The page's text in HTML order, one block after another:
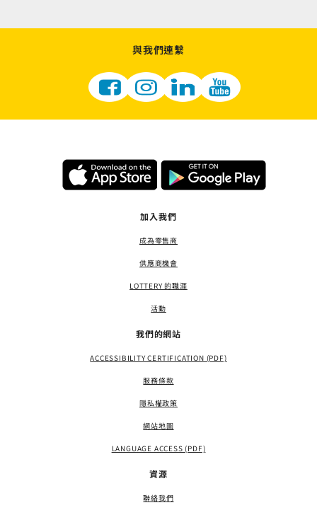
與我們連繫
加入我們
成為零售商
供應商機會
LOTTERY 的職涯
活動
我們的網站
ACCESSIBILITY CERTIFICATION (PDF)
服務條款
隱私權政策
網站地圖
LANGUAGE ACCESS (PDF)
資源
聯絡我們